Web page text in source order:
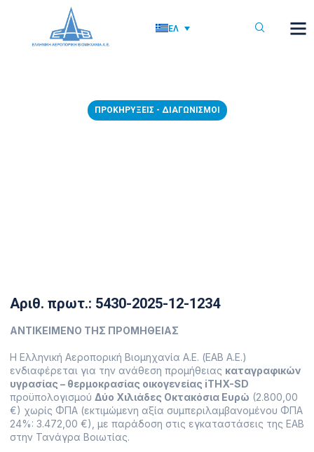
ΕΛ
ΠΡΟΚΗΡΎΞΕΙΣ - ΔΙΑΓΩΝΙΣΜΟΊ
Αριθ. πρωτ.: 5430-2025-12-1234
ΑΝΤΙΚΕΙΜΕΝΟ ΤΗΣ ΠΡΟΜΗΘΕΙΑΣ
Η Ελληνική Αεροπορική Βιομηχανία Α.Ε. (ΕΑΒ Α.Ε.)
ενδιαφέρεται για την ανάθεση προμήθειας καταγραφικών
υγρασίας – θερμοκρασίας οικογενείας iTHX-SD
προϋπολογισμού Δύο Χιλιάδες Οκτακόσια Ευρώ (2.800,00
€) χωρίς ΦΠΑ (εκτιμώμενη αξία συμπεριλαμβανομένου ΦΠΑ
24%: 3.472,00 €), με παράδοση στις εγκαταστάσεις της ΕΑΒ
στην Τανάγρα Βοιωτίας.